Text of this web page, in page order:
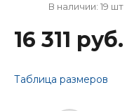
В наличии: 19 шт
16 311 руб.
Таблица размеров